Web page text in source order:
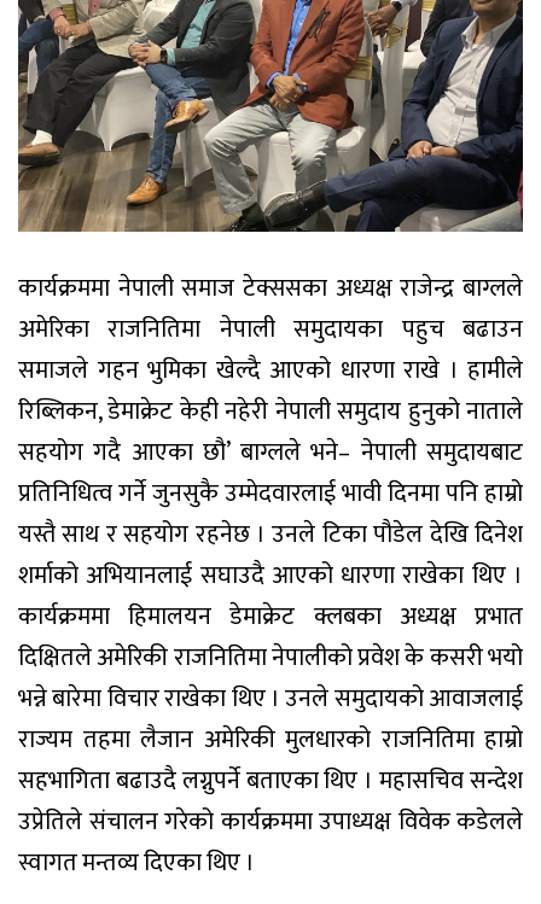
कार्यक्रममा नेपाली समाज टेक्ससका अध्यक्ष राजेन्द्र बाग्लले
अमेरिका राजनितिमा नेपाली समुदायका पहुच बढाउन
समाजले गहन भुमिका खेल्दै आएको धारणा राखे । हामीले
रिब्लिकन, डेमाक्रेट केही नहेरी नेपाली समुदाय हुनुको नाताले
सहयोग गदै आएका छौ’ बाग्लले भने– नेपाली समुदायबाट
प्रतिनिधित्व गर्ने जुनसुकै उम्मेदवारलाई भावी दिनमा पनि हाम्रो
यस्तै साथ र सहयोग रहनेछ । उनले टिका पौडेल देखि दिनेश
शर्माको अभियानलाई सघाउदै आएको धारणा राखेका थिए ।
कार्यक्रममा हिमालयन डेमाक्रेट क्लबका अध्यक्ष प्रभात
दिक्षितले अमेरिकी राजनितिमा नेपालीको प्रवेश के कसरी भयो
भन्ने बारेमा विचार राखेका थिए । उनले समुदायको आवाजलाई
राज्यम तहमा लैजान अमेरिकी मुलधारको राजनितिमा हाम्रो
सहभागिता बढाउदै लग्नुपर्ने बताएका थिए । महासचिव सन्देश
उप्रेतिले संचालन गरेको कार्यक्रममा उपाध्यक्ष विवेक कडेलले
स्वागत मन्तव्य दिएका थिए ।